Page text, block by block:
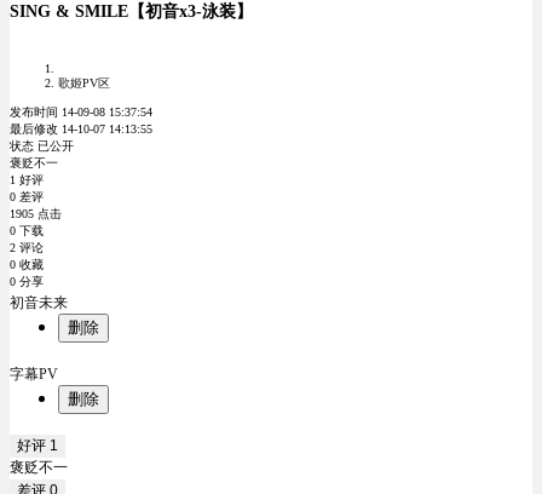
SING & SMILE【初音x3-泳装】
歌姬PV区
发布时间 14-09-08 15:37:54
最后修改 14-10-07 14:13:55
状态 已公开
褒贬不一
1 好评
0 差评
1905 点击
0 下载
2 评论
0 收藏
0 分享
初音未来
删除
字幕PV
删除
好评 1
褒贬不一